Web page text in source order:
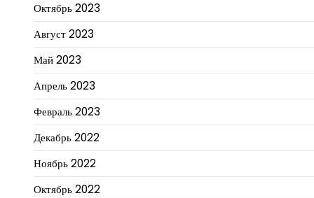
Октябрь 2023
Август 2023
Май 2023
Апрель 2023
Февраль 2023
Декабрь 2022
Ноябрь 2022
Октябрь 2022